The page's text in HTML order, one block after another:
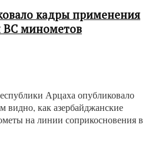
кадры применения
ВС минометов
Арцаха опубликовало
видно, как азербайджанские
на линии соприкосновения в